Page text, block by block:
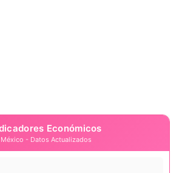
Económicos
México - Datos Actualizados